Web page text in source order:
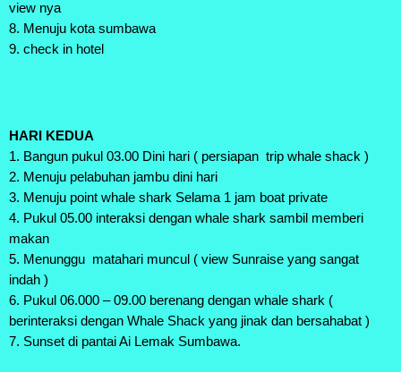
view nya
8. Menuju kota sumbawa
9. check in hotel
HARI KEDUA
1. Bangun pukul 03.00 Dini hari ( persiapan trip whale shack )
2. Menuju pelabuhan jambu dini hari
3. Menuju point whale shark Selama 1 jam boat private
4. Pukul 05.00 interaksi dengan whale shark sambil memberi
makan
5. Menunggu matahari muncul ( view Sunraise yang sangat
indah )
6. Pukul 06.000 – 09.00 berenang dengan whale shark (
berinteraksi dengan Whale Shack yang jinak dan bersahabat )
7. Sunset di pantai Ai Lemak Sumbawa.